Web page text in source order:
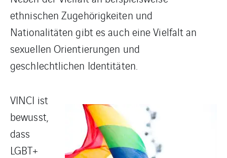
ethnischen Zugehörigkeiten und
Nationalitäten gibt es auch eine Vielfalt an
sexuellen Orientierungen und
geschlechtlichen Identitäten.
VINCI ist
bewusst,
dass
LGBT+